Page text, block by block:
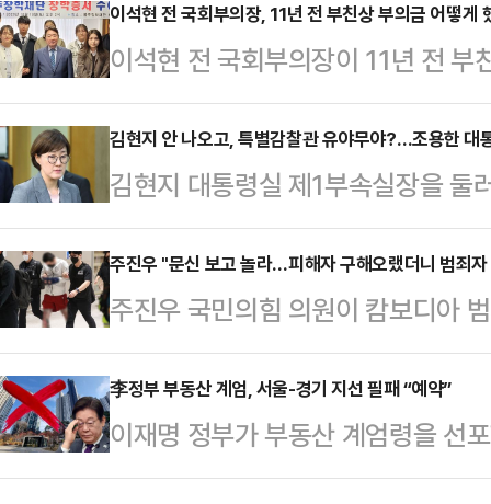
대한 불만 여론이 확산 조짐을 보이
성된 반면, 여권에서는 위기감이
이스탯리서치가 주간조선의 의뢰
방식으로 실시한 후보 적합도 및
지지를 얻어 차기 서울시장으로서
마를 공식화한 박주민 …
이석현 전 국회부의장, 11년 전 부친상 부의금 어떻게
이석현 전 국회부의장이 11년 전
종잣돈으로 내놓아 설립된 봉주장
만원의 장학금을 수여했다. 현역 국
결혼식을 치르는 등 경조사와 관련
이라는 전언이다.19일 정치권에 따
동의 장학회 사무실에서 제7차 장
25개 고교에서 학교장이 추천한
장학금을 수여받았다.이…
김현지 안 나오고, 특별감찰관 유야무야?…조용한 대
김현지 대통령실 제1부속실장을 둘
주말 내내 별다른 반응을 내지 않았
한 특별감찰관 임명 추진도 후속 조
김현지 실장의 국감 증인 출석 여부
장의 증인 채택을 논의할 국회 운
권여당인 더불어민주당은 김 실장
면 출석을 시키지 않겠다는 입장을
출석 관련 '국회…
주진우 "문신 보고 놀라…피해자 구해오랬더니 범죄
주진우 국민의힘 의원이 캄보디아
납치 등 강력 범죄에 깊숙이 관여했
어려워질 것이라고 비판했다.19일
에 "캄보디아에서 납치된 피해 국
있던 64명을 무더기 송환했다"며 "
李정부 부동산 계엄, 서울-경기 지선 필패 “예약”
이재명 정부가 부동산 계엄령을 선
받아야 수도권 주거 선호 지역에서